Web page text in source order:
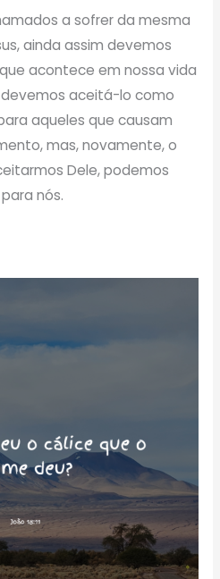
a sofrer da mesma
ainda assim devemos
acontece em nossa vida
aceitá-lo como
aqueles que causam
mas, novamente, o
Dele, podemos
nós.